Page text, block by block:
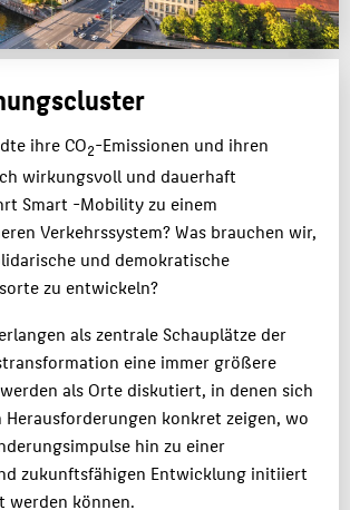
ihre CO2-Emissionen und ihren
wirkungsvoll und dauerhaft
Smart -Mobility zu einem
Verkehrssystem? Was brauchen wir,
und demokratische
zu entwickeln?
als zentrale Schauplätze der
eine immer größere
als Orte diskutiert, in denen sich
Herausforderungen konkret zeigen, wo
hin zu einer
zukunftsfähigen Entwicklung initiiert
werden können.
FORSCHUNGSPROJEKTE
REALLABOR CAMPUS
AKTIVITÄTEN
BELIEBTE SEITEN
DIGITALE DIENSTE